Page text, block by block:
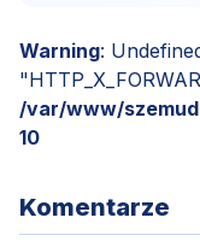
Warning:
/var/www/
10
Komentarze